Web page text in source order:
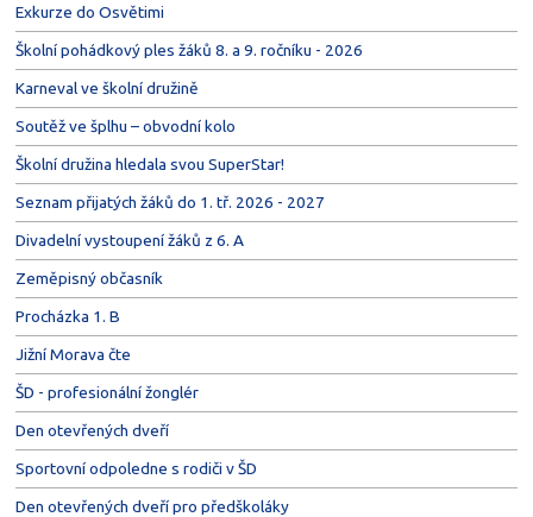
Exkurze do Osvětimi
Školní pohádkový ples žáků 8. a 9. ročníku - 2026
Karneval ve školní družině
Soutěž ve šplhu – obvodní kolo
Školní družina hledala svou SuperStar!
Seznam přijatých žáků do 1. tř. 2026 - 2027
Divadelní vystoupení žáků z 6. A
Zeměpisný občasník
Procházka 1. B
Jižní Morava čte
ŠD - profesionální žonglér
Den otevřených dveří
Sportovní odpoledne s rodiči v ŠD
Den otevřených dveří pro předškoláky